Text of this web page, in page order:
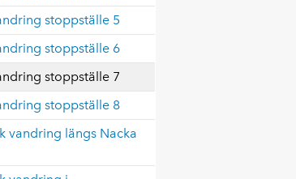
stoppställe 5
stoppställe 6
stoppställe 7
stoppställe 8
vandring längs Nacka